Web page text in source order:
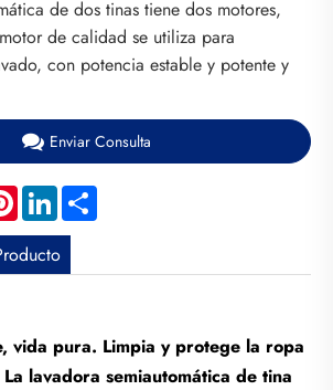
de dos tinas tiene dos motores,
de calidad se utiliza para
con potencia estable y potente y
Enviar Consulta
PinterestLinkedIn
vida pura. Limpia y protege la ropa
lavadora semiautomática de tina